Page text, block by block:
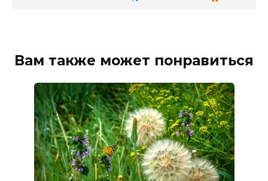
Вам также может понравиться